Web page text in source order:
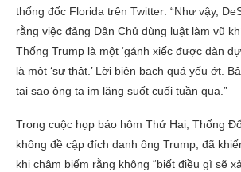
thống đốc Florida trên Twitter: “Như vậy,
rằng việc đảng Dân Chủ dùng luật làm vũ
Thống Trump là một ‘gánh xiếc được dàn
là một ‘sự thật.’ Lời biện bạch quá yếu ớt.
tại sao ông ta im lặng suốt cuối tuần qua.”
Trong cuộc họp báo hôm Thứ Hai, Thống
không đề cập đích danh ông Trump, đã
khi châm biếm rằng không “biết điều gì sẽ